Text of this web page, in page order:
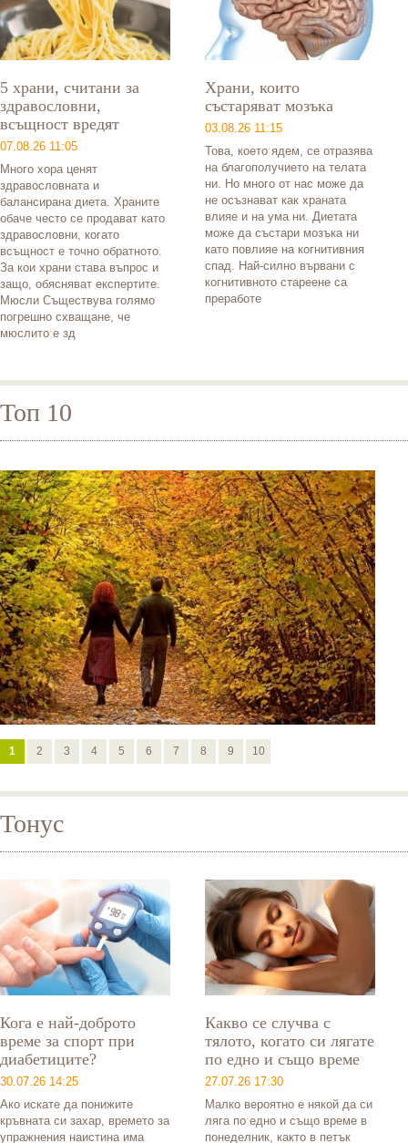
5 храни, считани за
здравословни,
всъщност вредят
07.08.26 11:05
Много хора ценят
здравословната и
балансирана диета. Храните
обаче често се продават като
здравословни, когато
всъщност е точно обратното.
За кои храни става въпрос и
защо, обясняват експертите.
Мюсли Съществува голямо
погрешно схващане, че
мюслито е зд
Храни, които
състаряват мозъка
03.08.26 11:15
Това, което ядем, се отразява
на благополучието на телата
ни. Но много от нас може да
не осъзнават как храната
влияе и на ума ни. Диетата
може да състари мозъка ни
като повлияе на когнитивния
спад. Най-силно вървани с
когнитивното стареене са
преработе
Топ 10
1 2 3 4 5 6 7 8 9 10
Тонус
Кога е най-доброто
време за спорт при
диабетиците?
30.07.26 14:25
Ако искате да понижите
кръвната си захар, времето за
упражнения наистина има
Какво се случва с
тялото, когато си лягате
по едно и също време
27.07.26 17:30
Малко вероятно е някой да си
ляга по едно и също време в
понеделник, както в петък